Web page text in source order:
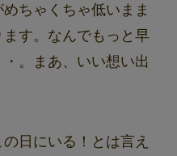
ちゃくちゃ低いまま
す。なんでもっと早
。まあ、いい想い出
日にいる！とは言え